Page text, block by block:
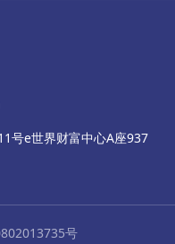
号e世界财富中心A座937
号